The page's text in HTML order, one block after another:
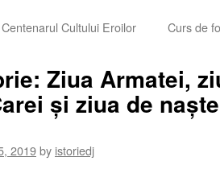
Cultului Eroilor Curs de
Ziua Armatei,
și ziua de
2019by istoriedj